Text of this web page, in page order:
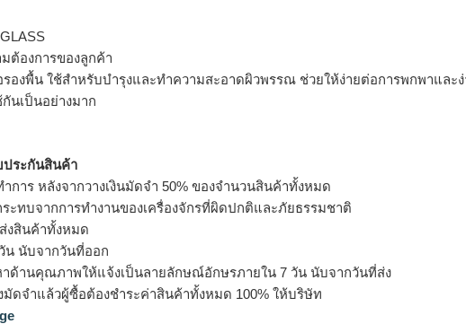
ต้องการของลูกค้า
องพื้น ใช้สำหรับบำรุงและทำความสะอาดผิวพรรณ ช่วยให้ง่ายต่อการพกพาและง่
นเป็นอย่างมาก
ประกันสินค้า
ำการ หลังจากวางเงินมัดจำ 50% ของจำนวนสินค้าทั้งหมด
ระทบจากการทำงานของเครื่องจักรที่ผิดปกติและภัยธรรมชาติ
งสินค้าทั้งหมด
น นับจากวันที่ออก
ด้านคุณภาพให้แจ้งเป็นลายลักษณ์อักษรภายใน 7 วัน นับจากวันที่ส่ง
ดจำแล้วผู้ซื้อต้องชำระค่าสินค้าทั้งหมด 100% ให้บริษัท